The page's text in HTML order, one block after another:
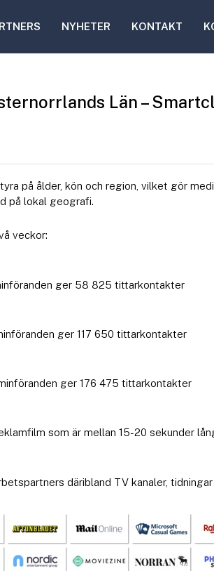
NYHETER KONTAKT
Län –
på ålder, kön och region, vilket gör
på lokal geografi.
veckor:
ger 58 825 tittarkontakter
ger 117 650 tittarkontakter
ger 176 475 tittarkontakter
som är mellan 15-20 sekunder
däribland TV kanaler,